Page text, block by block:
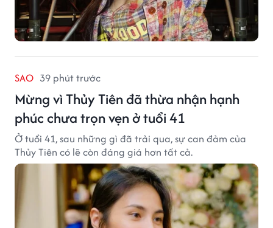
SAO 39 phút trước
Mừng vì Thủy Tiên đã thừa nhận hạnh
phúc chưa trọn vẹn ở tuổi 41
Ở tuổi 41, sau những gì đã trải qua, sự can đảm của
Thủy Tiên có lẽ còn đáng giá hơn tất cả.